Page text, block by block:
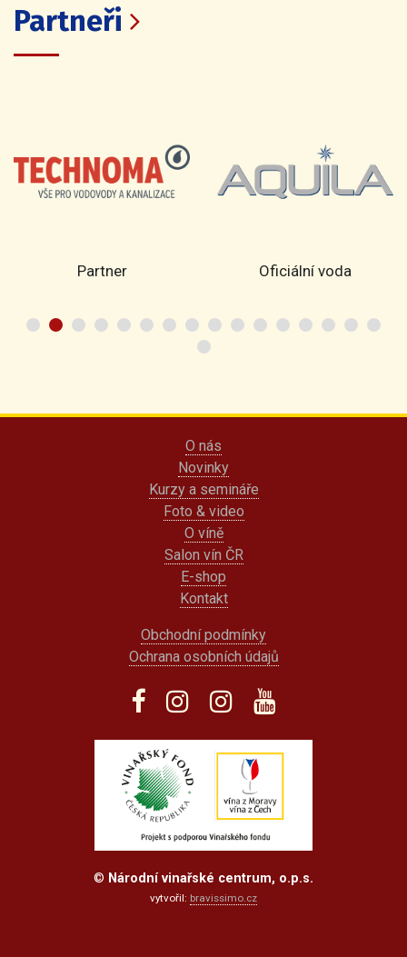
Partneři
Partner Oficiální voda
O nás
Novinky
Kurzy a semináře
Foto & video
O víně
Salon vín ČR
E-shop
Kontakt
Obchodní podmínky
Ochrana osobních údajů
© Národní vinařské centrum, o.p.s.
vytvořil: bravissimo.cz